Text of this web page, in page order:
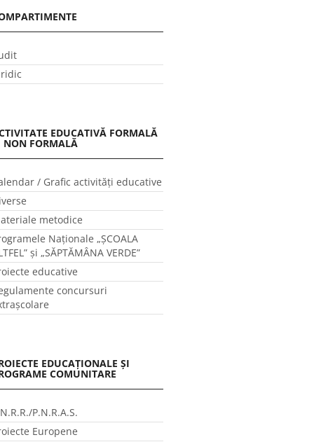
EDUCATIVĂ FORMALĂ
NON FORMALĂ
/ Grafic activităţi educative
metodice
Naţionale „ŞCOALA
și „SĂPTĂMÂNA VERDE”
educative
concursuri
EDUCAȚIONALE ȘI
COMUNITARE
P.N.R.A.S.
Europene